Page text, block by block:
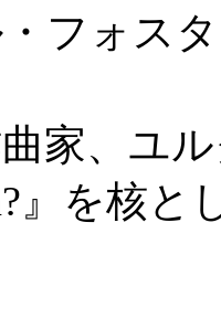
フォス
家、ユ
』を核